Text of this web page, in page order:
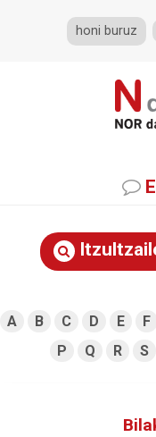
honi buruz
A B C D E F
P
Q R S